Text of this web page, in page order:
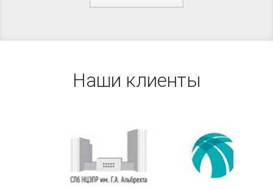
Наши клиенты